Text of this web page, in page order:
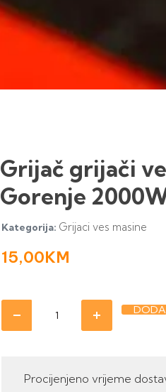
Grijač grijači
Gorenje
Kategorija: Grijaci ves masine
15,00KM
Procijenjeno vrijeme